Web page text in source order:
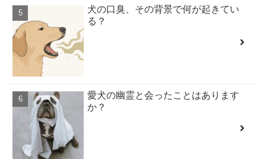
犬の口臭、その背景で何が起きてい
る？
愛犬の幽霊と会ったことはあります
か？